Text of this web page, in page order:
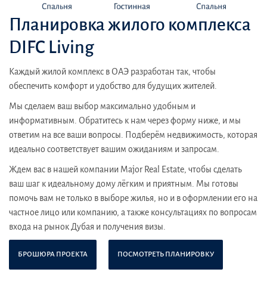
Планировка жилого комплекса
DIFC Living
Каждый жилой комплекс в ОАЭ разработан так, чтобы
обеспечить комфорт и удобство для будущих жителей.
Мы сделаем ваш выбор максимально удобным и
информативным. Обратитесь к нам через форму ниже, и мы
ответим на все ваши вопросы. Подберём недвижимость, которая
идеально соответствует вашим ожиданиям и запросам.
Ждем вас в нашей компании Major Real Estate, чтобы сделать
ваш шаг к идеальному дому лёгким и приятным. Мы готовы
помочь вам не только в выборе жилья, но и в оформлении его на
частное лицо или компанию, а также консультациях по вопросам
входа на рынок Дубая и получения визы.
БРОШЮРА ПРОЕКТА ПОСМОТРЕТЬ ПЛАНИРОВКУ